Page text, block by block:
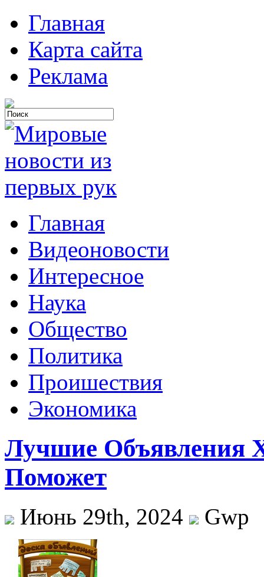
Главная
Карта сайта
Реклама
Главная
Видеоновости
Интересное
Наука
Общество
Политика
Проишествия
Экономика
Лучшие Объявления
Поможет
Июнь 29th, 2024 Gwp